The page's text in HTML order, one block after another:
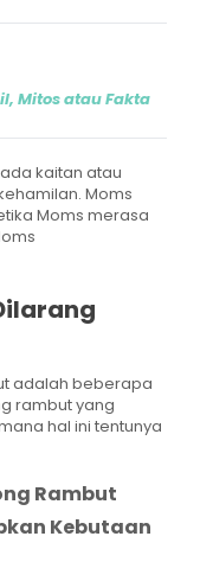
Mitos atau Fakta
kaitan atau
Moms
Moms merasa
adalah beberapa
rambut yang
hal ini tentunya
Rambut
Kebutaan